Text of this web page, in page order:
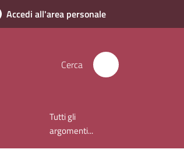
Accedi all'area personale
Cerca
Tutti gli
argomenti...